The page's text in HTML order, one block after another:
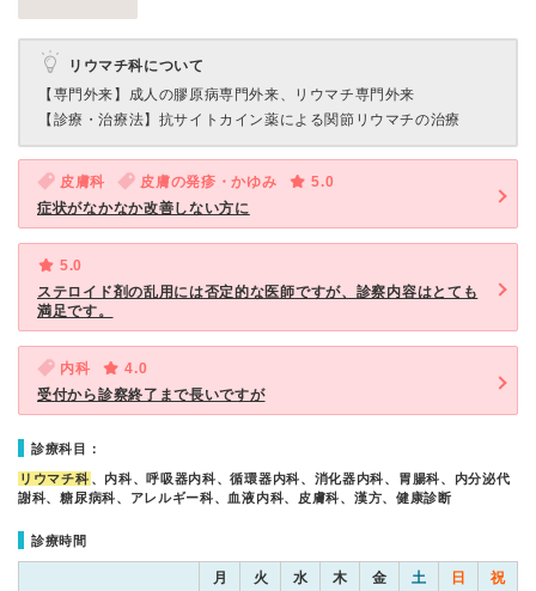
リウマチ科について
【専門外来】 成人の膠原病専門外来、リウマチ専門外来
【診療・治療法】 抗サイトカイン薬による関節リウマチの治療
皮膚科 皮膚の発疹・かゆみ
5.0
症状がなかなか改善しない方に
5.0
ステロイド剤の乱用には否定的な医師ですが、診察内容はとても
満足です。
内科
4.0
受付から診察終了まで長いですが
診療科目：
リウマチ科 、内科、呼吸器内科、循環器内科、消化器内科、胃腸科、内分泌代
謝科、糖尿病科、アレルギー科、血液内科、皮膚科、漢方、健康診断
診療時間
月 火 水 木 金 土 日 祝